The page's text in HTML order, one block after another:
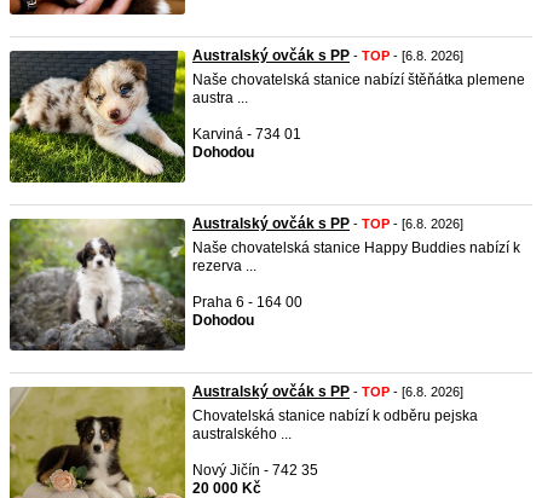
Australský ovčák s PP - TOP - [6.8. 2026]
Naše chovatelská stanice nabízí štěňátka plemene
austra ...
Karviná - 734 01
Dohodou
Australský ovčák s PP - TOP - [6.8. 2026]
Naše chovatelská stanice Happy Buddies nabízí k
rezerva ...
Praha 6 - 164 00
Dohodou
Australský ovčák s PP - TOP - [6.8. 2026]
Chovatelská stanice nabízí k odběru pejska
australského ...
Nový Jičín - 742 35
20 000 Kč